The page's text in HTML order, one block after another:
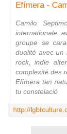
Efímera -
Camilo
internationale
groupe se
dualité avec un
rock, indie
complexité des
Efímera tan
tu constelació